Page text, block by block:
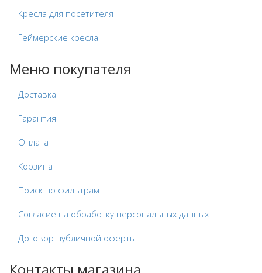
Кресла для посетителя
Геймерские кресла
Меню покупателя
Доставка
Гарантия
Оплата
Корзина
Поиск по фильтрам
Согласие на обработку персональных данных
Договор публичной оферты
Контакты магазина